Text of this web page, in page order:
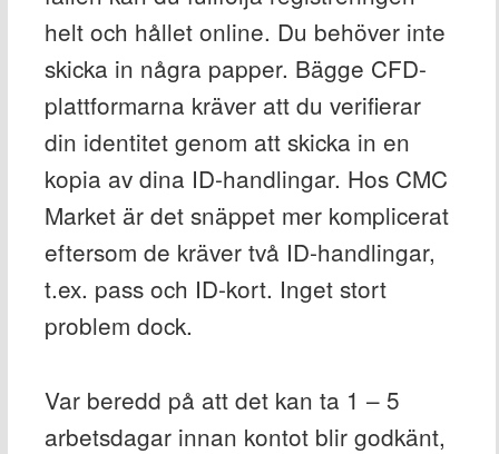
helt och hållet online. Du behöver inte
skicka in några papper. Bägge CFD-
plattformarna kräver att du verifierar
din identitet genom att skicka in en
kopia av dina ID-handlingar. Hos CMC
Market är det snäppet mer komplicerat
eftersom de kräver två ID-handlingar,
t.ex. pass och ID-kort. Inget stort
problem dock.
Var beredd på att det kan ta 1 – 5
arbetsdagar innan kontot blir godkänt,